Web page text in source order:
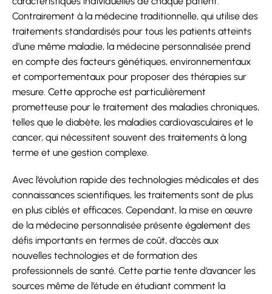
Contrairement à la médecine traditionnelle, qui utilise des
traitements standardisés pour tous les patients atteints
d’une même maladie, la médecine personnalisée prend
en compte des facteurs génétiques, environnementaux
et comportementaux pour proposer des thérapies sur
mesure. Cette approche est particulièrement
prometteuse pour le traitement des maladies chroniques,
telles que le diabète, les maladies cardiovasculaires et le
cancer, qui nécessitent souvent des traitements à long
terme et une gestion complexe.
Avec l’évolution rapide des technologies médicales et des
connaissances scientifiques, les traitements sont de plus
en plus ciblés et efficaces. Cependant, la mise en œuvre
de la médecine personnalisée présente également des
défis importants en termes de coût, d’accès aux
nouvelles technologies et de formation des
professionnels de santé. Cette partie tente d’avancer les
sources même de l’étude en étudiant comment la